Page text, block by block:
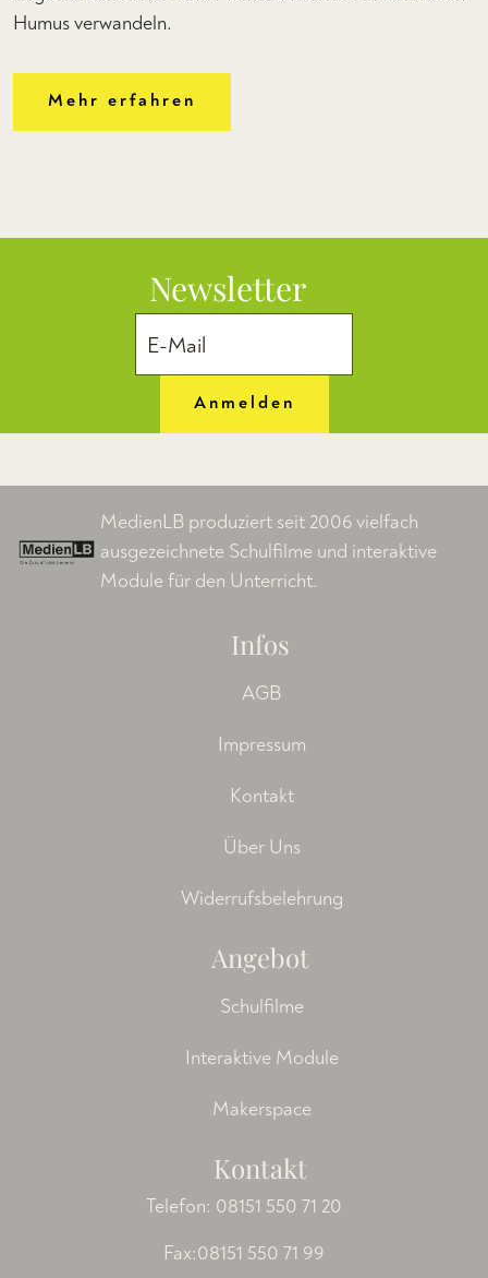
Humus verwandeln.
Mehr erfahren
Newsletter
Anmelden
MedienLB produziert seit 2006 vielfach
ausgezeichnete Schulfilme und interaktive
Module für den Unterricht.
Infos
AGB
Impressum
Kontakt
Über Uns
Widerrufsbelehrung
Angebot
Schulfilme
Interaktive Module
Makerspace
Kontakt
Telefon: 08151 550 71 20
Fax:08151 550 71 99